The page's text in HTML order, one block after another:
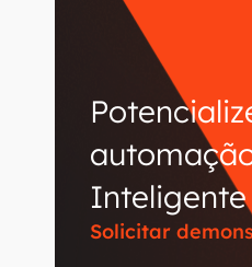
Inteligente
Solicitar